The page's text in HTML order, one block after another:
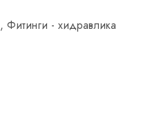
, Фитинги - хидравлика